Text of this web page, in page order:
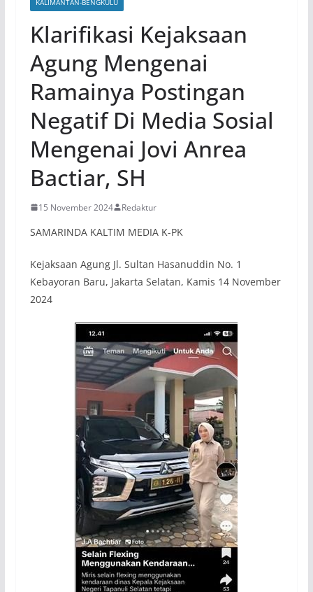
KALIMANTAN-BENGKULU
Klarifikasi Kejaksaan
Agung Mengenai
Ramainya Postingan
Negatif Di Media Sosial
Mengenai Jovi Anrea
Bactiar, SH
15 November 2024 Redaktur
SAMARINDA KALTIM MEDIA K-PK
Kejaksaan Agung Jl. Sultan Hasanuddin No. 1
Kebayoran Baru, Jakarta Selatan, Kamis 14 November
2024